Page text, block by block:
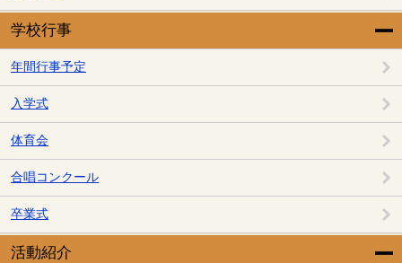
学校行事
年間行事予定
入学式
体育会
合唱コンクール
卒業式
活動紹介